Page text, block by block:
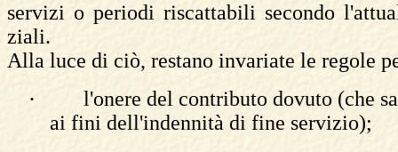
servizi o periodi riscattabili secondo
ziali.
Alla luce di ciò, restano invariate le regole
·
l'onere del contributo dovuto (che
ai fini dell'indennità di fine servizio);